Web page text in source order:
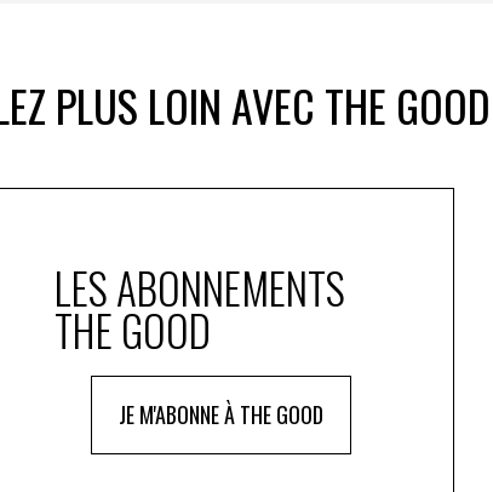
PLUS LOIN AVEC THE GOOD
LES ABONNEMENTS
THE GOOD
JE M'ABONNE À THE GOOD